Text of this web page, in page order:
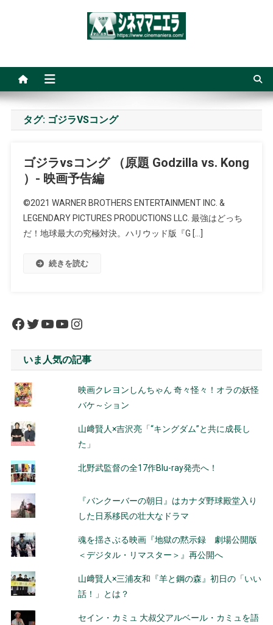
タグ: ゴジラVSコング
ゴジラvsコング （原題 Godzilla vs. Kong
）- 映画予告編
©2021 WARNER BROTHERS ENTERTAINMENT INC. &
LEGENDARY PICTURES PRODUCTIONS LLC. 最強はどっち
だ！地球最大の究極対決。ハリウッド版『G […]
続きを読む
Facebook
Twitter
YouTube
YouTube
Instagram
いま人気の記事
映画クレヨンしんちゃん 奇々怪々！オラの妖怪
バケ～ション
山﨑賢人×吉沢亮「“キングダム”と共に成長し
た」
北野武監督の全17作Blu-ray発売へ！
『バンクーバーの朝日』はカナダ野球殿堂入り
した日系移民の壮大なドラマ
魂を揺さぶる映画『地獄の黙示録 劇場公開版
＜デジタル・リマスター＞』再公開へ
山﨑賢人×三浦友和『羊と鋼の森』初日の「いい
話！」とは？
セイン・カミュ 大叔父アルベール・カミュを語